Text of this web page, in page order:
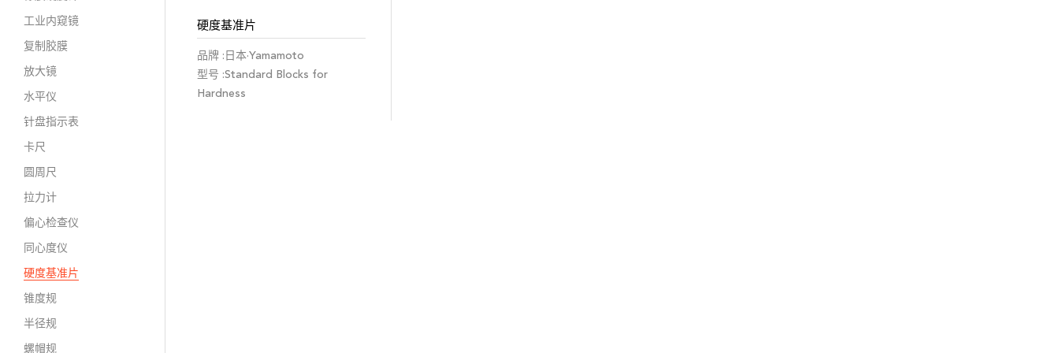
工业内窥镜
复制胶膜
放大镜
水平仪
针盘指示表
卡尺
圆周尺
拉力计
偏心检查仪
同心度仪
硬度基准片
锥度规
半径规
螺帽规
硬度基准片
品牌 :日本·Yamamoto
型号 :Standard Blocks for
Hardness